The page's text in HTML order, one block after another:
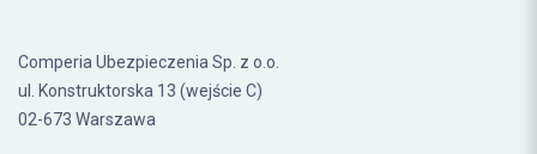
Comperia Ubezpieczenia Sp. z o.o.
ul. Konstruktorska 13 (wejście C)